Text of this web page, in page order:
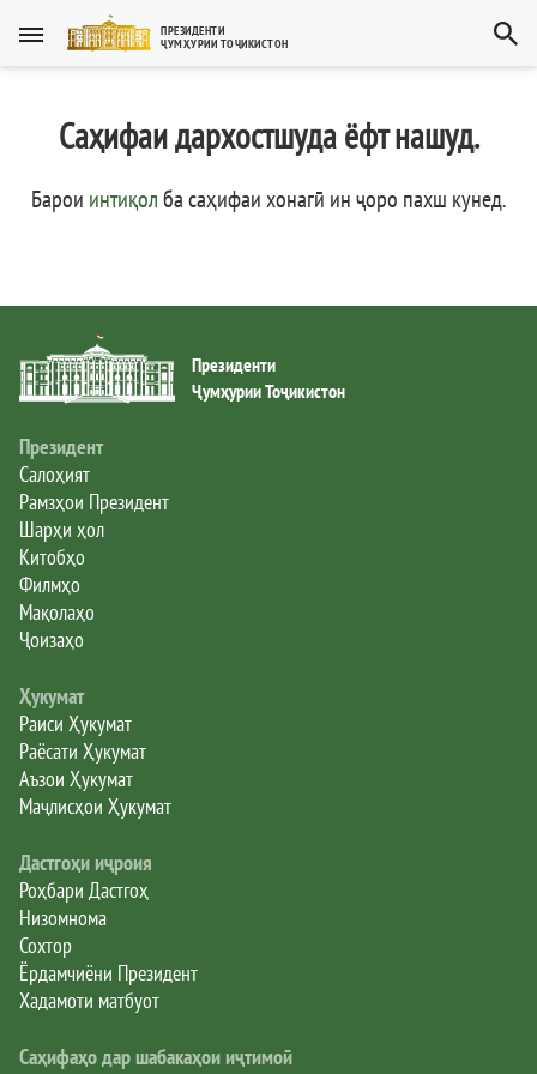
ПРЕЗИДЕНТИ
ҶУМҲУРИИ ТОҶИКИСТОН
Тоҷикӣ
Тоҷикӣ
English
العربية
Тоҷикистон
Рамзҳои давлатӣ
Президент
Ҳукумат
Дастгоҳи иҷроия
Нома ба Президент
Саҳифаи дархостшуда ёфт нашуд.
Барои интиқолба саҳифаи хонагӣ ин ҷоро пахш кунед.
Президенти
Ҷумҳурии Тоҷикистон
Президент
Салоҳият
Рамзҳои Президент
Шарҳи ҳол
Китобҳо
Филмҳо
Мақолаҳо
Ҷоизаҳо
Ҳукумат
Раиси Ҳукумат
Раёсати Ҳукумат
Аъзои Ҳукумат
Маҷлисҳои Ҳукумат
Дастгоҳи иҷроия
Роҳбари Дастгоҳ
Низомнома
Сохтор
Ёрдамчиёни Президент
Хадамоти матбуот
Саҳифаҳо дар шабакаҳои иҷтимоӣ